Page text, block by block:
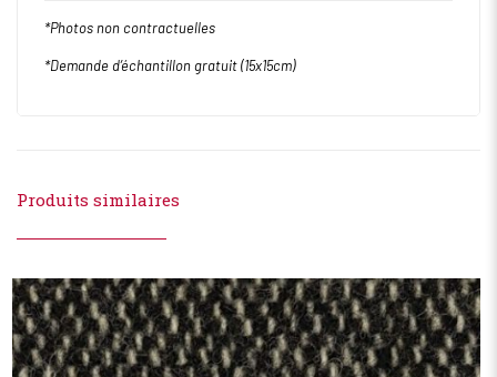
*Photos non contractuelles
*Demande d’échantillon gratuit (15x15cm)
Produits similaires